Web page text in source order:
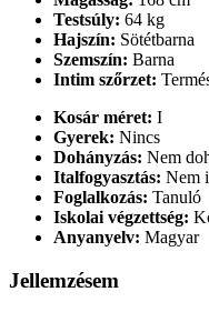
Testsúly: 64 kg
Hajszín: Sötétbarna
Szemszín: Barna
Intim szőrzet:
Kosár méret: I
Gyerek: Nincs
Dohányzás: Nem
Italfogyasztás: Nem
Foglalkozás: Tanuló
Iskolai végzettség:
Anyanyelv: Magyar
Jellemzésem